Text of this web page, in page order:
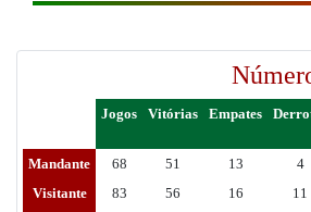
Jogos Vitórias Empates
Mandante 68 51 13 4
Visitante
83 56 16 11